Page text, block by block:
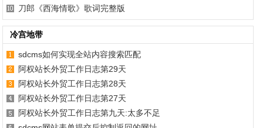
刀郎《西海情歌》歌词完整版
冷宫地带
sdcms如何实现全站内容搜索匹配
阿权站长外贸工作日志第29天
阿权站长外贸工作日志第28天
阿权站长外贸工作日志第27天
阿权站长外贸工作日志第九天:太多不足